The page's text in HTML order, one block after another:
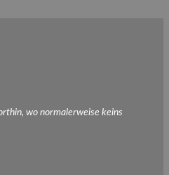
wo normalerweise keins